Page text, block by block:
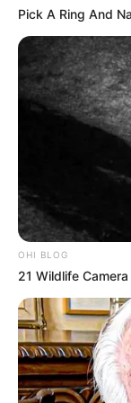
JASB - Jornal dos
Canal da
Fnaras | Incentivo
Pick A Ring And
OHI BLOG
21 Wildlife